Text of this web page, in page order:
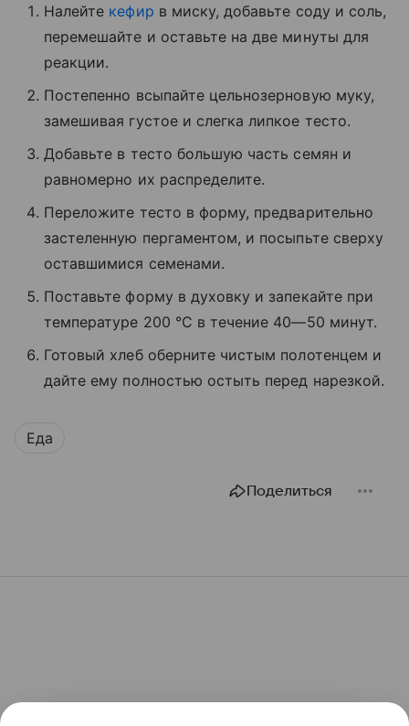
Налейте кефир в миску, добавьте соду и соль,
перемешайте и оставьте на две минуты для
реакции.
Постепенно всыпайте цельнозерновую муку,
замешивая густое и слегка липкое тесто.
Добавьте в тесто большую часть семян и
равномерно их распределите.
Переложите тесто в форму, предварительно
застеленную пергаментом, и посыпьте сверху
оставшимися семенами.
Поставьте форму в духовку и запекайте при
температуре 200 °C в течение 40—50 минут.
Готовый хлеб оберните чистым полотенцем и
дайте ему полностью остыть перед нарезкой.
Еда
Поделиться